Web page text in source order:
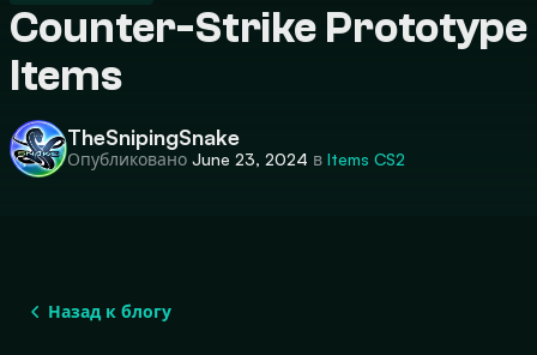
Counter-Strike Prototype
Items
TheSnipingSnake
Опубликовано June 23, 2024 в Items CS2
Назад к блогу